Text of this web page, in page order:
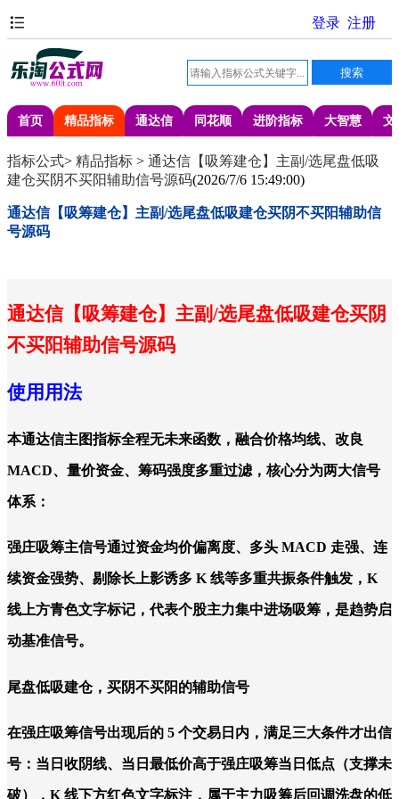
首页 精品指标 通达信 同花顺 进阶指标 大智慧 文
指标公式> 精品指标 > 通达信【吸筹建仓】主副/选尾盘低吸
建仓买阴不买阳辅助信号源码(2026/7/6 15:49:00)
通达信【吸筹建仓】主副/选尾盘低吸建仓买阴不买阳辅助信
号源码
通达信【吸筹建仓】主副/选尾盘低吸建仓买阴
不买阳辅助信号源码
使用用法
本通达信主图指标全程无未来函数，融合价格均线、改良
MACD、量价资金、筹码强度多重过滤，核心分为两大信号
体系：
强庄吸筹主信号通过资金均价偏离度、多头 MACD 走强、连
续资金强势、剔除长上影诱多 K 线等多重共振条件触发，K
线上方青色文字标记，代表个股主力集中进场吸筹，是趋势启
动基准信号。
尾盘低吸建仓，买阴不买阳的辅助信号
在强庄吸筹信号出现后的 5 个交易日内，满足三大条件才出信
号：当日收阴线、当日最低价高于强庄吸筹当日低点（支撑未
破），K 线下方红色文字标注，属于主力吸筹后回调洗盘的低